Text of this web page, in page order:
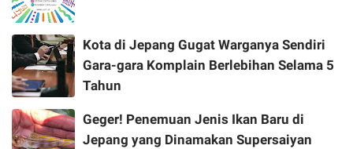
Kota di Jepang Gugat Warganya Sendiri
Gara-gara Komplain Berlebihan Selama 5
Tahun
Geger! Penemuan Jenis Ikan Baru di
Jepang yang Dinamakan Supersaiyan